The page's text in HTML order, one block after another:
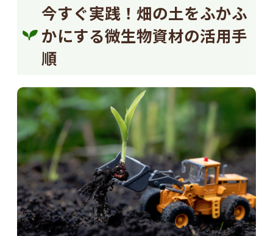
今すぐ実践！畑の土をふかふ
かにする微生物資材の活用手
順